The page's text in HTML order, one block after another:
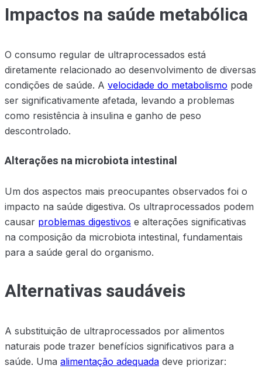
Impactos na saúde metabólica
O consumo regular de ultraprocessados está
diretamente relacionado ao desenvolvimento de diversas
condições de saúde. A velocidade do metabolismo pode
ser significativamente afetada, levando a problemas
como resistência à insulina e ganho de peso
descontrolado.
Alterações na microbiota intestinal
Um dos aspectos mais preocupantes observados foi o
impacto na saúde digestiva. Os ultraprocessados podem
causar problemas digestivos e alterações significativas
na composição da microbiota intestinal, fundamentais
para a saúde geral do organismo.
Alternativas saudáveis
A substituição de ultraprocessados por alimentos
naturais pode trazer benefícios significativos para a
saúde. Uma alimentação adequada deve priorizar: